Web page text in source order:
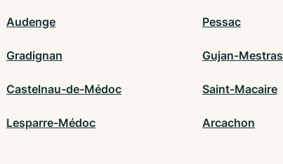
Audenge Pessac
Gradignan Gujan-Mestras
Castelnau-de-Médoc Saint-Macaire
Lesparre-Médoc Arcachon